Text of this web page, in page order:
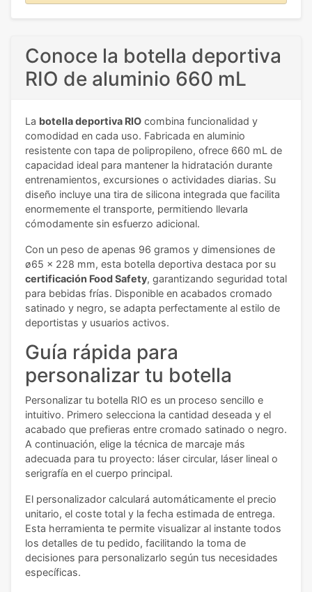
Conoce la botella deportiva
RIO de aluminio 660 mL
La botella deportiva RIO combina funcionalidad y
comodidad en cada uso. Fabricada en aluminio
resistente con tapa de polipropileno, ofrece 660 mL de
capacidad ideal para mantener la hidratación durante
entrenamientos, excursiones o actividades diarias. Su
diseño incluye una tira de silicona integrada que facilita
enormemente el transporte, permitiendo llevarla
cómodamente sin esfuerzo adicional.
Con un peso de apenas 96 gramos y dimensiones de
ø65 x 228 mm, esta botella deportiva destaca por su
certificación Food Safety, garantizando seguridad total
para bebidas frías. Disponible en acabados cromado
satinado y negro, se adapta perfectamente al estilo de
deportistas y usuarios activos.
Guía rápida para
personalizar tu botella
Personalizar tu botella RIO es un proceso sencillo e
intuitivo. Primero selecciona la cantidad deseada y el
acabado que prefieras entre cromado satinado o negro.
A continuación, elige la técnica de marcaje más
adecuada para tu proyecto: láser circular, láser lineal o
serigrafía en el cuerpo principal.
El personalizador calculará automáticamente el precio
unitario, el coste total y la fecha estimada de entrega.
Esta herramienta te permite visualizar al instante todos
los detalles de tu pedido, facilitando la toma de
decisiones para personalizarlo según tus necesidades
específicas.